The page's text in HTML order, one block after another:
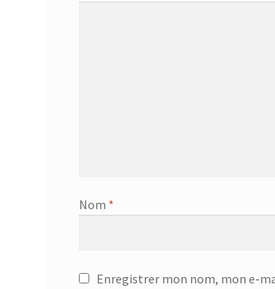
Nom *
Enregistrer mon nom, mon e-